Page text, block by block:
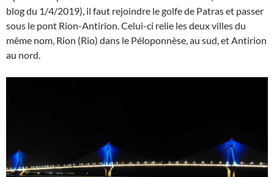
blog du 1/4/2019), il faut rejoindre le golfe de Patras et passer
sous le pont Rion-Antirion. Celui-ci relie les deux villes du
même nom, Rion (Rio) dans le Péloponnèse, au sud, et Antirion
au nord.